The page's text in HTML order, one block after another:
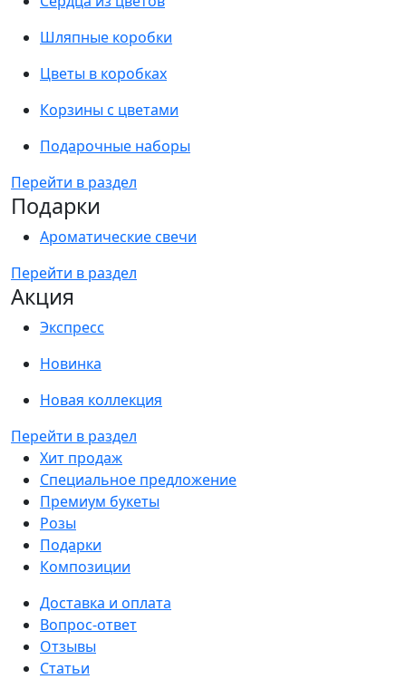
Шляпные коробки
Цветы в коробках
Корзины с цветами
Подарочные наборы
Перейти в раздел
Подарки
Ароматические свечи
Перейти в раздел
Акция
Экспресс
Новинка
Новая коллекция
Перейти в раздел
Хит продаж
Специальное предложение
Премиум букеты
Розы
Подарки
Композиции
Доставка и оплата
Вопрос-ответ
Отзывы
Статьи